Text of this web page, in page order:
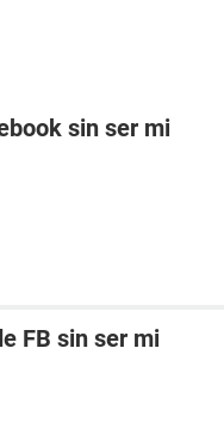
sin ser mi
FB sin ser mi